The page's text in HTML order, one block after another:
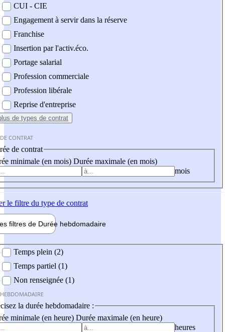
CUI - CIE
Engagement à servir dans la réserve
Franchise
Insertion par l'activ.éco.
Portage salarial
Profession commerciale
Profession libérale
Reprise d'entreprise
de types de contrat
CONTRAT
de contrat
minimale (en mois) Durée maximale (en mois)
mois
le filtre du type de contrat
filtres de Durée hebdomadaire
Temps plein (2)
Temps partiel (1)
Non renseignée (1)
la durée hebdomadaire :
minimale (en heure) Durée maximale (en heure)
heures